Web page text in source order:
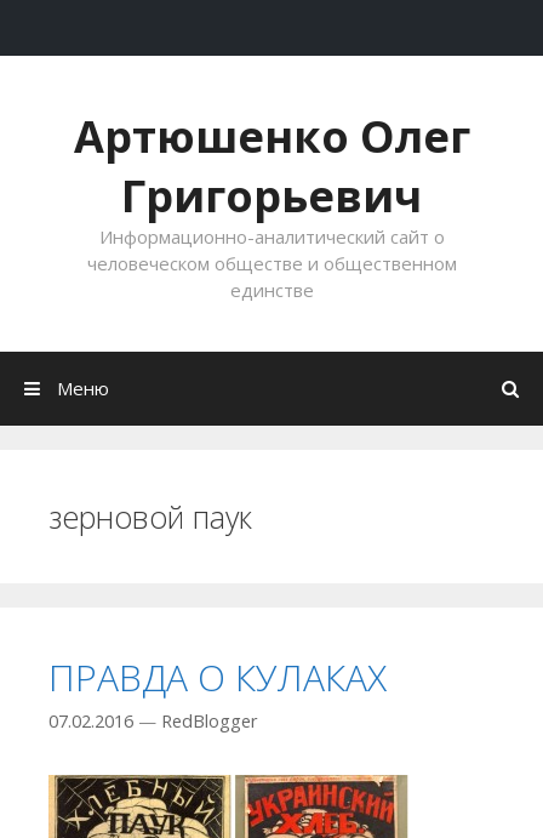
Артюшенко Олег
Григорьевич
Информационно-аналитический сайт о
человеческом обществе и общественном
единстве
Меню
зерновой паук
ПРАВДА О КУЛАКАХ
07.02.2016 — RedBlogger